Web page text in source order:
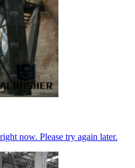
now. Please try again later.